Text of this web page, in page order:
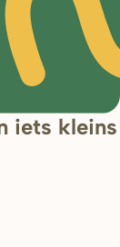
iets kleins